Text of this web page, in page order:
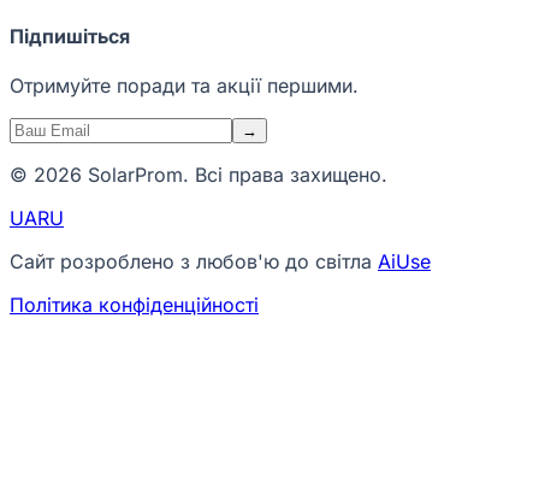
Підпишіться
Отримуйте поради та акції першими.
→
© 2026 SolarProm. Всі права захищено.
UARU
Сайт розроблено з любов'ю до світла AiUse
Політика конфіденційності